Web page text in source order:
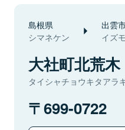
島根県
シマネケン
出雲
イズ
大社町北荒木
タイシャチョウキタアラ
699-0722